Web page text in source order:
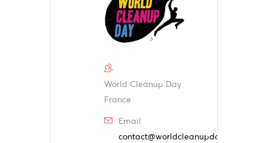
World Cleanup Day
France
Email
contact@worldcleanupday.fr